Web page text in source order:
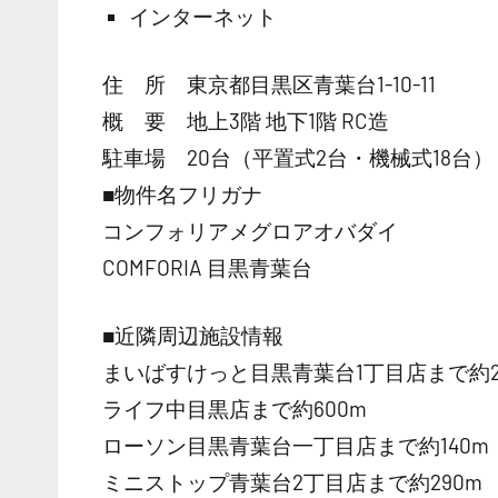
インターネット
住 所 東京都目黒区青葉台1-10-11
概 要 地上3階 地下1階 RC造
駐車場 20台（平置式2台・機械式18台）
■物件名フリガナ
コンフォリアメグロアオバダイ
COMFORIA 目黒青葉台
■近隣周辺施設情報
まいばすけっと目黒青葉台1丁目店まで約
ライフ中目黒店まで約600m
ローソン目黒青葉台一丁目店まで約140m
ミニストップ青葉台2丁目店まで約290m